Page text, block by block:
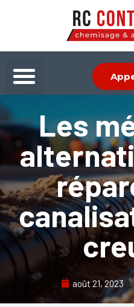
Menu
Les
août 21, 2023